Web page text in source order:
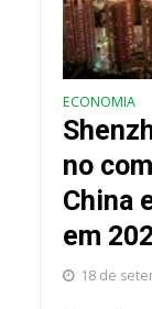
ECONOMIA
no
China
em
18 de